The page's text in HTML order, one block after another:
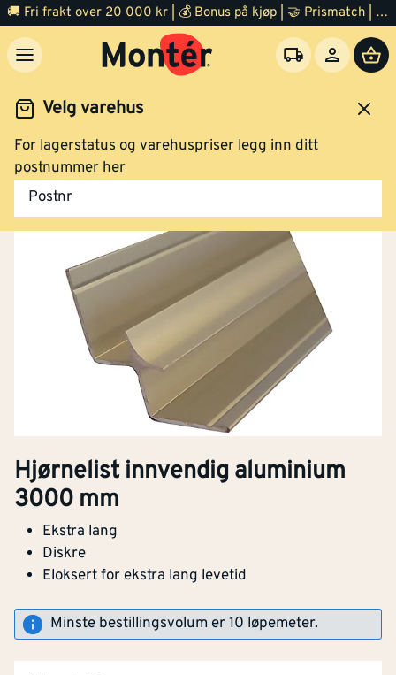
🚚 Fri frakt over 20 000 kr | 💰 Bonus på kjøp | 🤝 Prismatch | ⭐ 100% fornøyd garanti | 🏪 140 byggevarehus
Velg varehus
For lagerstatus og varehuspriser legg inn ditt
postnummer her
Postnr
Trelast Listverk
Hjørnelist innvendig aluminium
3000 mm
Ekstra lang
Diskre
Eloksert for ekstra lang levetid
Minste bestillingsvolum er 10 løpemeter.